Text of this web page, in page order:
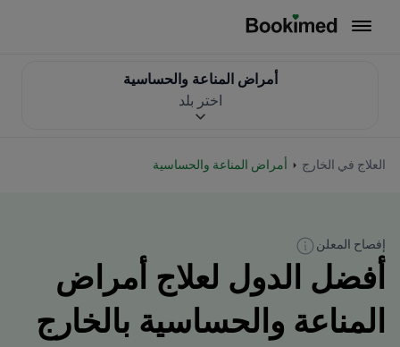
العلاج في الخارج أمراض المناعة والحساسية
أمراض المناعة والحساسية
اختر بلد
إفصاح المعلن
أفضل الدول لعلاج أمراض
المناعة والحساسية بالخارج